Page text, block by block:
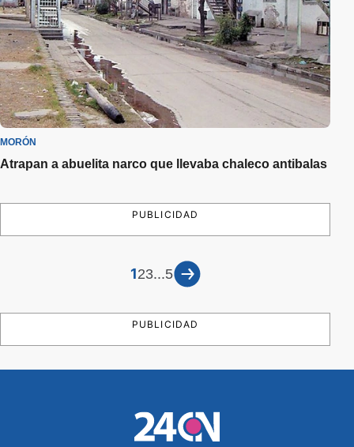
MORÓN
Atrapan a abuelita narco que llevaba chaleco antibalas
PUBLICIDAD
123...5
PUBLICIDAD